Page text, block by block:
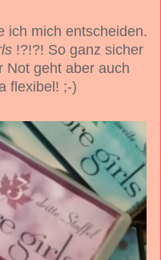
ich mich entscheiden.
!?!?! So ganz sicher
Not geht aber auch
flexibel! ;-)